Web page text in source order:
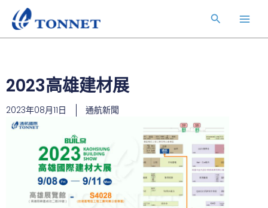
搜
尋
2023高雄建材展
2023年08月11日 通航新聞